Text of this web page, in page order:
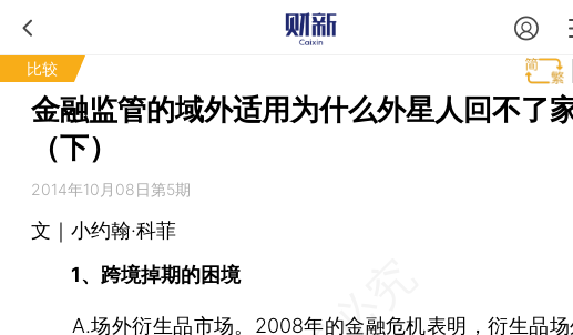
比较
金融监管的域外适用为什么外星人回不了
（下）
2014年10月08日第5期
文｜小约翰·科菲
1、跨境掉期的困境
A.场外衍生品市场。2008年的金融危机表明，衍生品场